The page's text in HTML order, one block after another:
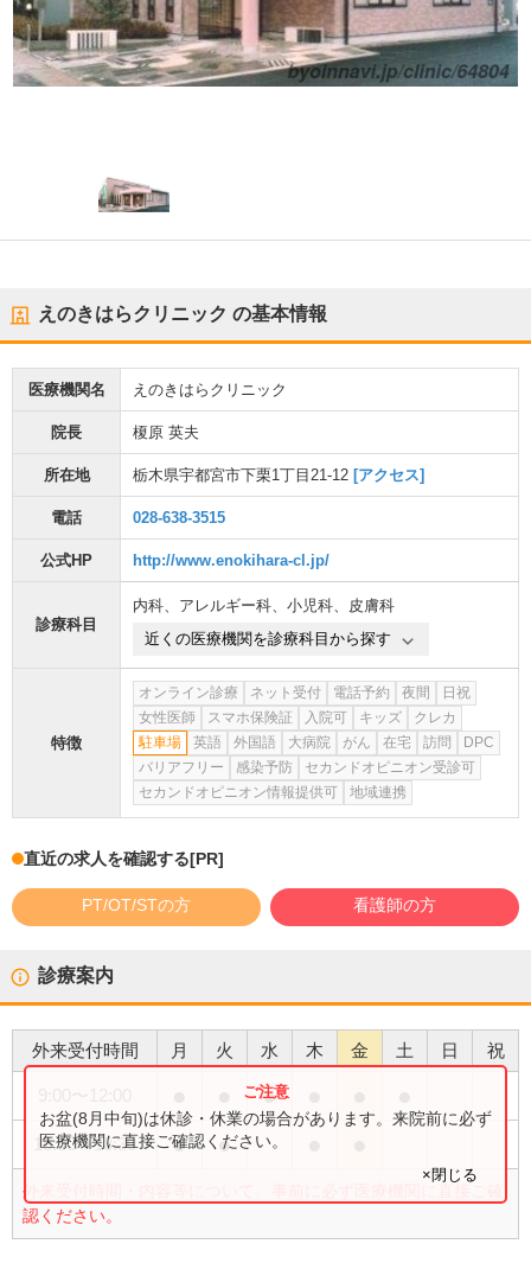
えのきはらクリニック の基本情報
医療機関名 えのきはらクリニック
院長 榎原 英夫
所在地 栃木県宇都宮市下栗1丁目21-12 [アクセス]
電話 028-638-3515
公式HP http://www.enokihara-cl.jp/
診療科目
内科、 アレルギー科、 小児科、 皮膚科
近くの医療機関を診療科目から探す
特徴
オンライン診療 ネット受付 電話予約 夜間
日祝
女性医師
スマホ保険証 入院可 キッズ
クレカ
駐車場
英語 外国語 大病院 がん 在宅 訪問
DPC
バリアフリー
感染予防
セカンドオピニオン受診可
セカンドオピニオン情報提供可
地域連携
直近の求人を確認する[PR]
PT/OT/STの方 看護師の方
診療案内
外来受付時間 月 火 水 木 金 土 日 祝
●
15:00〜18:30 ● ●
外来受付時間・内容等について、事前に必ず医療機関に直接ご確
認ください。
お盆(8月中旬)は休診・休業の場合があります。来院前に必ず
医療機関に直接ご確認ください。
×閉じる